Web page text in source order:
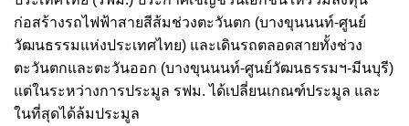
ก่อสร้างรถไฟฟ้าสายสีส้มช่วงตะวันตก (บางขุนนนท์-ศูนย์
วัฒนธรรมแห่งประเทศไทย) และเดินรถตลอดสายทั้งช่วง
ตะวันตกและตะวันออก (บางขุนนนท์-ศูนย์วัฒนธรรมฯ-มีนบุรี)
แต่ในระหว่างการประมูล รฟม. ได้เปลี่ยนเกณฑ์ประมูล และ
ในที่สุดได้ล้มประมูล